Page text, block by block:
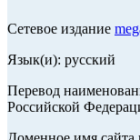
Сетевое издание
Язык(и): русский
Перевод
Российской